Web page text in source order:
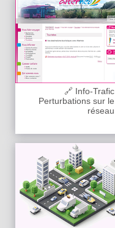
🔗 Info-Trafic
Perturbations sur le
réseau